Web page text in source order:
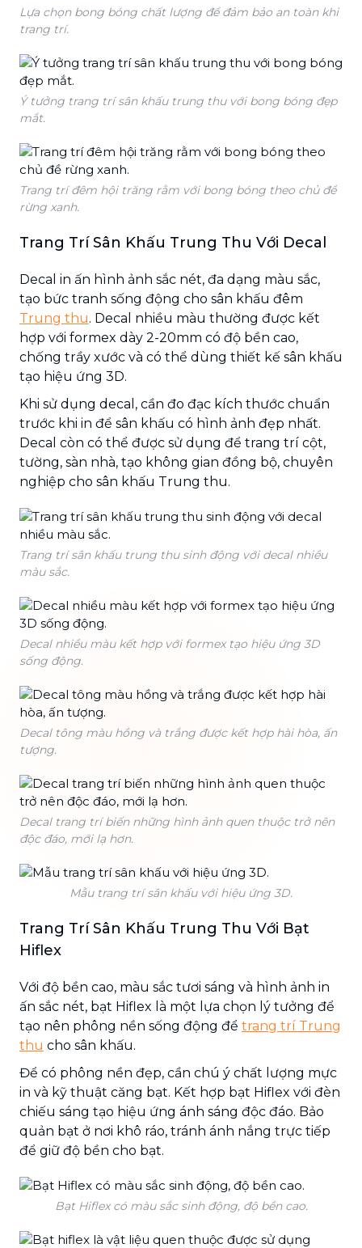
Lựa chọn bong bóng chất lượng để đảm bảo an toàn khi
trang trí.
Ý tưởng trang trí sân khấu trung thu với bong bóng đẹp
mắt.
Trang trí đêm hội trăng rằm với bong bóng theo chủ đề
rừng xanh.
Trang Trí Sân Khấu Trung Thu Với Decal
Decal in ấn hình ảnh sắc nét, đa dạng màu sắc,
tạo bức tranh sống động cho sân khấu đêm
Trung thu. Decal nhiều màu thường được kết
hợp với formex dày 2-20mm có độ bền cao,
chống trầy xước và có thể dùng thiết kế sân khấu
tạo hiệu ứng 3D.
Khi sử dụng decal, cần đo đạc kích thước chuẩn
trước khi in để sân khấu có hình ảnh đẹp nhất.
Decal còn có thể được sử dụng để trang trí cột,
tường, sàn nhà, tạo không gian đồng bộ, chuyên
nghiệp cho sân khấu Trung thu.
Trang trí sân khấu trung thu sinh động với decal nhiều
màu sắc.
Decal nhiều màu kết hợp với formex tạo hiệu ứng 3D
sống động.
Decal tông màu hồng và trắng được kết hợp hài hòa, ấn
tượng.
Decal trang trí biến những hình ảnh quen thuộc trở nên
độc đáo, mới lạ hơn.
Mẫu trang trí sân khấu với hiệu ứng 3D.
Trang Trí Sân Khấu Trung Thu Với Bạt
Hiflex
Với độ bền cao, màu sắc tươi sáng và hình ảnh in
ấn sắc nét, bạt Hiflex là một lựa chọn lý tưởng để
tạo nên phông nền sống động để trang trí Trung
thu cho sân khấu.
Để có phông nền đẹp, cần chú ý chất lượng mực
in và kỹ thuật căng bạt. Kết hợp bạt Hiflex với đèn
chiếu sáng tạo hiệu ứng ánh sáng độc đáo. Bảo
quản bạt ở nơi khô ráo, tránh ánh nắng trực tiếp
để giữ độ bền cho bạt.
Bạt Hiflex có màu sắc sinh động, độ bền cao.